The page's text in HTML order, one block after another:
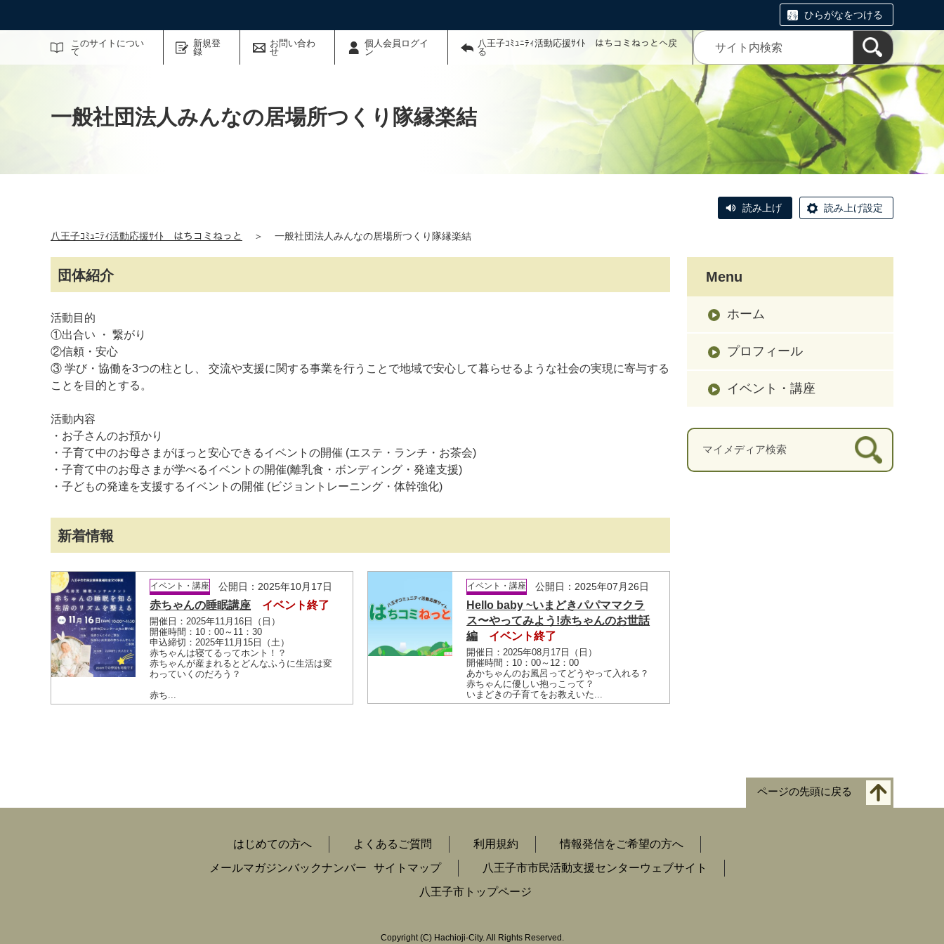
ひらがなをつける
このサイトについ
て
新規登
録
お問い合わ
せ
個人会員ログイ
ン
八王子ｺﾐｭﾆﾃｨ活動応援ｻｲﾄ はちコミねっとへ戻
る
サイト内検索
一般社団法人みんなの居場所つくり隊縁楽結
読み上げ 読み上げ設定
八王子ｺﾐｭﾆﾃｨ活動応援ｻｲﾄ はちコミねっと ＞ 一般社団法人みんなの居場所つくり隊縁楽結
団体紹介
活動目的
①出合い ・ 繋がり
②信頼・安心
③ 学び・協働を3つの柱とし、 交流や支援に関する事業を行うことで地域で安心して暮らせるような社会の実現に寄与する
ことを目的とする。
活動内容
・お子さんのお預かり
・子育て中のお母さまがほっと安心できるイベントの開催 (エステ・ランチ・お茶会)
・子育て中のお母さまが学べるイベントの開催(離乳食・ボンディング・発達支援)
・子どもの発達を支援するイベントの開催 (ビジョントレーニング・体幹強化)
新着情報
イベント・講座 公開日：2025年10月17日
赤ちゃんの睡眠講座 イベント終了
開催日：2025年11月16日（日）
開催時間：10：00～11：30
申込締切：2025年11月15日（土）
赤ちゃんは寝てるってホント！？
赤ちゃんが産まれるとどんなふうに生活は変
わっていくのだろう？
赤ち...
イベント・講座 公開日：2025年07月26日
Hello baby ~いまどきパパママクラ
ス〜やってみよう!赤ちゃんのお世話
編
イベント終了
開催日：2025年08月17日（日）
開催時間：10：00～12：00
あかちゃんのお風呂ってどうやって入れる？
赤ちゃんに優しい抱っこって？
いまどきの子育てをお教えいた...
Menu
ホーム
プロフィール
イベント・講座
マイメディア検索
ページの先頭に戻る
はじめての方へ よくあるご質問 利用規約
情報発信をご希望の方へ
メールマガジンバックナンバー
サイトマップ
八王子市市民活動支援センターウェブサイト
八王子市トップページ
Copyright (C) Hachioji-City. All Rights Reserved.